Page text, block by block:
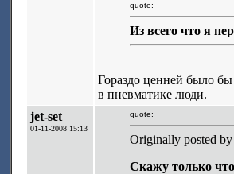
quote:
Из всего что я
Гораздо ценней было
в пневматике люди.
jet-set
01-11-2008 15:13
quote:
Originally posted by
Скажу только